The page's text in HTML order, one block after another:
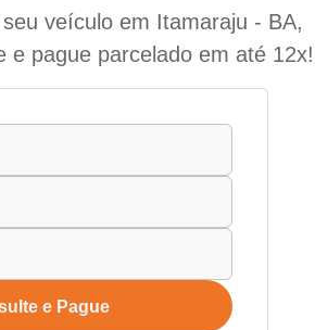
veículo em Itamaraju - BA,
e pague parcelado em até 12x!
e Pague